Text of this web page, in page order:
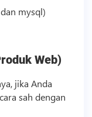
mysql)
Web)
jika Anda
sah dengan